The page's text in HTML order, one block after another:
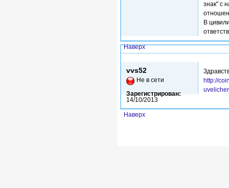
знак" с
В
Наверх
vvs52
Не в сети
Зарегистрирован:
14/10/2013
http://
Наверх